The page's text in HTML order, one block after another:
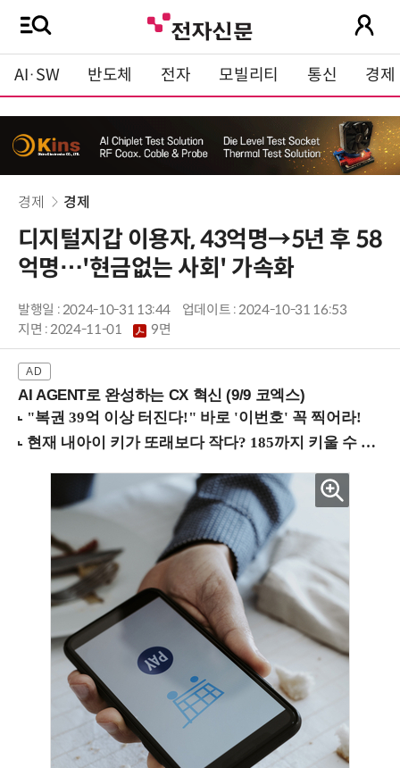
AI·SW 반도체 전자 모빌리티 통신 경제
경제 경제
디지털지갑 이용자, 43억명→5년 후 58
억명…'현금없는 사회' 가속화
발행일 : 2024-10-31 13:44
업데이트 : 2024-10-31 16:53
지면 :2024-11-01 9면
AI AGENT로 완성하는 CX 혁신 (9/9 코엑스)